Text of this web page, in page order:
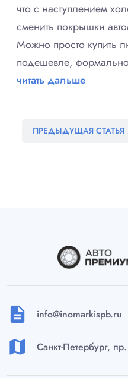
что с наступлением
сменить покрышки
Можно просто купить
подешевле,
читать дальше
ПРЕДЫДУЩАЯ СТАТЬЯ
description info@inomarkispb.ru
map Санкт-Петербург,